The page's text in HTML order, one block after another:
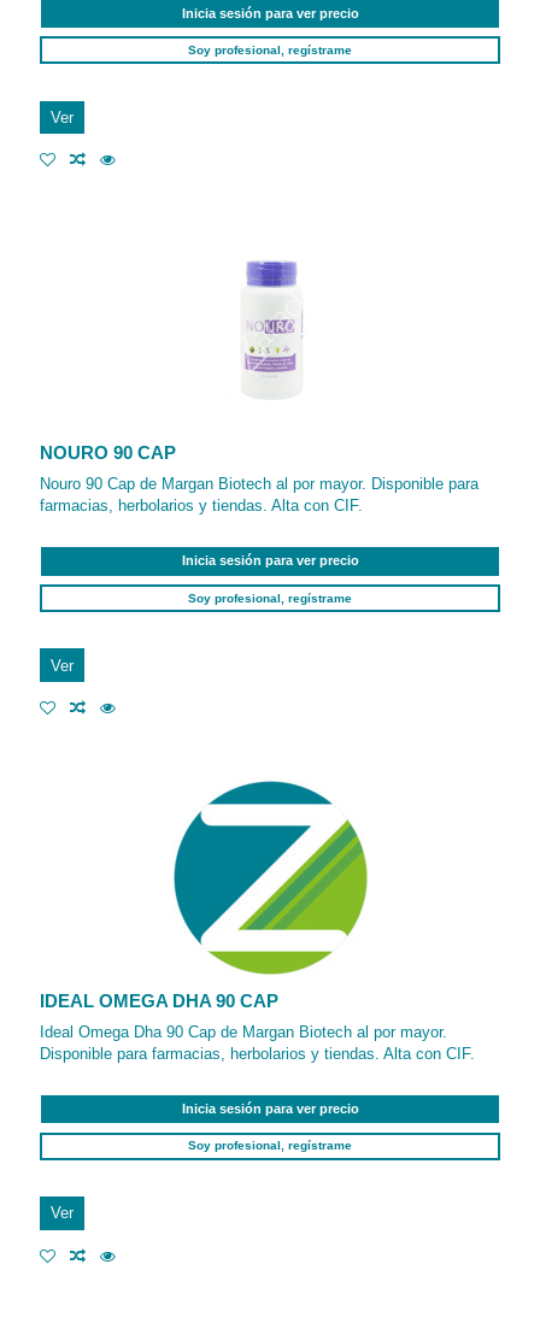
Inicia sesión para ver precio
Soy profesional, regístrame
Ver
NOURO 90 CAP
Nouro 90 Cap de Margan Biotech al por mayor. Disponible para
farmacias, herbolarios y tiendas. Alta con CIF.
Inicia sesión para ver precio
Soy profesional, regístrame
Ver
IDEAL OMEGA DHA 90 CAP
Ideal Omega Dha 90 Cap de Margan Biotech al por mayor.
Disponible para farmacias, herbolarios y tiendas. Alta con CIF.
Inicia sesión para ver precio
Soy profesional, regístrame
Ver